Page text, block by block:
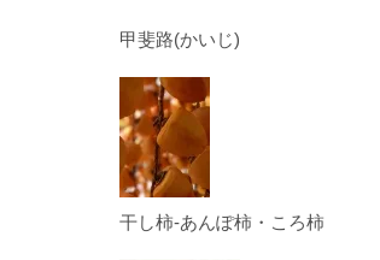
甲斐路(かいじ)
干し柿-あんぽ柿・ころ柿